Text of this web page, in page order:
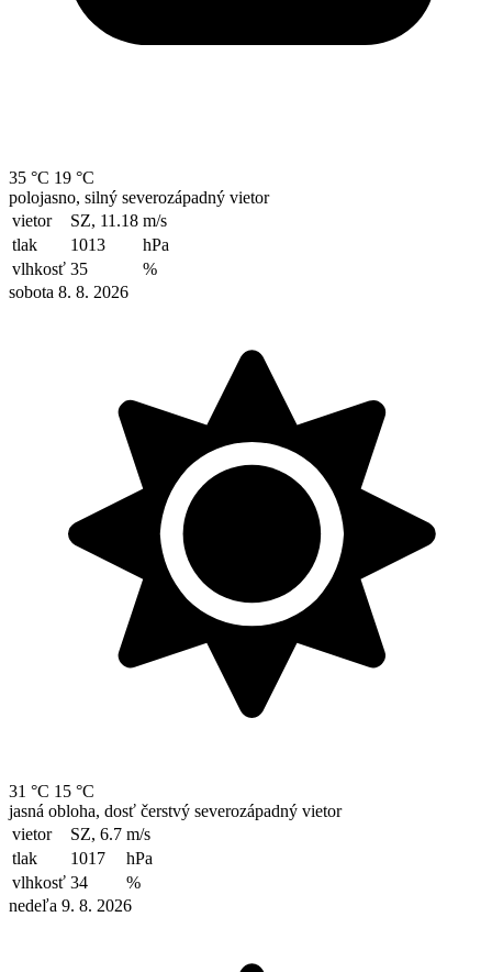
35 °C 19 °C
polojasno, silný severozápadný vietor
vietor
SZ, 11.18 m/s
tlak
1013
hPa
vlhkosť 35
%
sobota 8. 8. 2026
31 °C 15 °C
jasná obloha, dosť čerstvý severozápadný vietor
vietor
SZ, 6.7 m/s
tlak
1017
hPa
vlhkosť 34
%
nedeľa 9. 8. 2026